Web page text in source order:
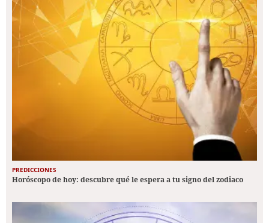
PREDICCIONES
Horóscopo de hoy: descubre qué le espera a tu signo del zodiaco